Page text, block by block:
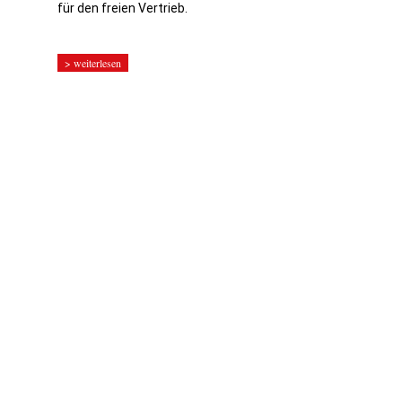
für den freien Vertrieb.
> weiterlesen